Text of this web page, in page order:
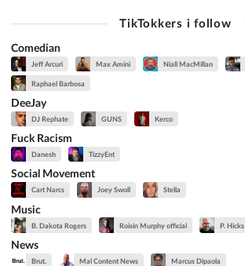
TikTokkers i follow
Comedian
Jeff Arcuri Max Amini Niall MacMillan
Raphael Barbosa
DeeJay
DJ Rephate GUNS Kerco
Fuck Racism
Danesh TizzyEnt
Social Movement
Cart Narcs Joey Swoll Stella
Music
B. Dakota Rogers Roisin Murphy official P.
News
Brut. Mal Content News Marcus Dipaola